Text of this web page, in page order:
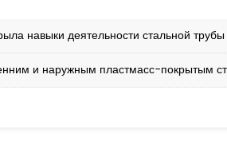
навыки деятельности стальной трубы
и наружным пластмасс-покрытым